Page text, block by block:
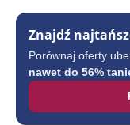
Znajdź
Porównaj oferty
nawet do 56%